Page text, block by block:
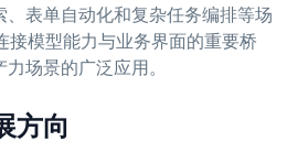
表单自动化和复杂任务编排等场
接模型能力与业务界面的重要桥
场景的广泛应用。
方向